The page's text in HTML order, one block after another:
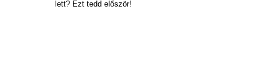
lett? Ezt tedd először!